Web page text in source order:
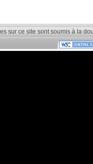
sur ce site sont soumis à la